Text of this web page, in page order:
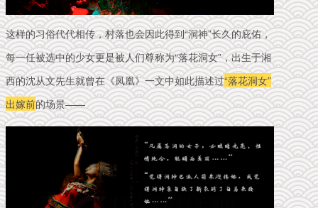
这样的习俗代代相传，村落也会因此得到“洞神”长久的庇佑，
每一任被选中的少女更是被人们尊称为“落花洞女”，出生于湘
西的沈从文先生就曾在《凤凰》一文中如此描述过“落花洞女”
出嫁前的场景——